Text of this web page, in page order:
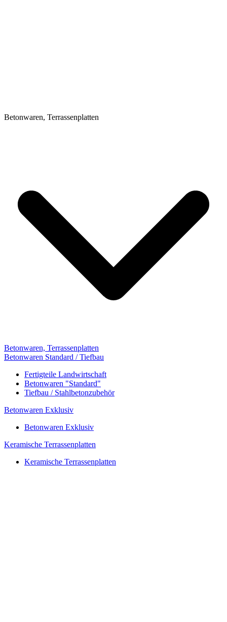
Betonwaren, Terrassenplatten
Betonwaren, Terrassenplatten
Betonwaren Standard / Tiefbau
Fertigteile Landwirtschaft
Betonwaren "Standard"
Tiefbau / Stahlbetonzubehör
Betonwaren Exklusiv
Betonwaren Exklusiv
Keramische Terrassenplatten
Keramische Terrassenplatten